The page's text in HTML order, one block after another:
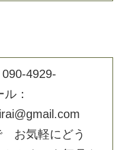
4929-
：
気軽にどう